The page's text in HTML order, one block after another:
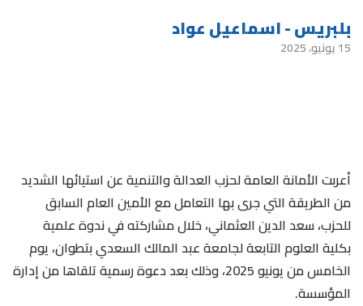
بلبريس - اسماعيل عواد
15 يونيو، 2025
أعربت الأمانة العامة لحزب العدالة والتنمية عن استيائها الشديد
من الطريقة التي جرى بها التعامل مع الأمين العام السابق
للحزب، سعد الدين العثماني، خلال مشاركته في ندوة علمية
بكلية العلوم التابعة لجامعة عبد المالك السعدي بتطوان، يوم
الخامس من يونيو 2025، وذلك بعد دعوة رسمية تلقاها من إدارة
المؤسسة.